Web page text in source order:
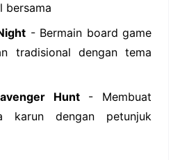
bersama
- Bermain board game
tradisional dengan tema
Hunt- Membuat
karun dengan petunjuk